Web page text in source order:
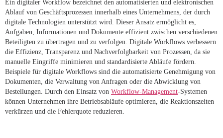
Ein digitaler Workflow bezeichnet den automatisierten und elektronischen
Ablauf von Geschäftsprozessen innerhalb eines Unternehmens, der durch
digitale Technologien unterstützt wird. Dieser Ansatz ermöglicht es,
Aufgaben, Informationen und Dokumente effizient zwischen verschiedenen
Beteiligten zu übertragen und zu verfolgen. Digitale Workflows verbessern
die Effizienz, Transparenz und Nachverfolgbarkeit von Prozessen, da sie
manuelle Eingriffe minimieren und standardisierte Abläufe fördern.
Beispiele für digitale Workflows sind die automatisierte Genehmigung von
Dokumenten, die Verwaltung von Anfragen oder die Abwicklung von
Bestellungen. Durch den Einsatz von Workflow-Management-Systemen
können Unternehmen ihre Betriebsabläufe optimieren, die Reaktionszeiten
verkürzen und die Fehlerquote reduzieren.